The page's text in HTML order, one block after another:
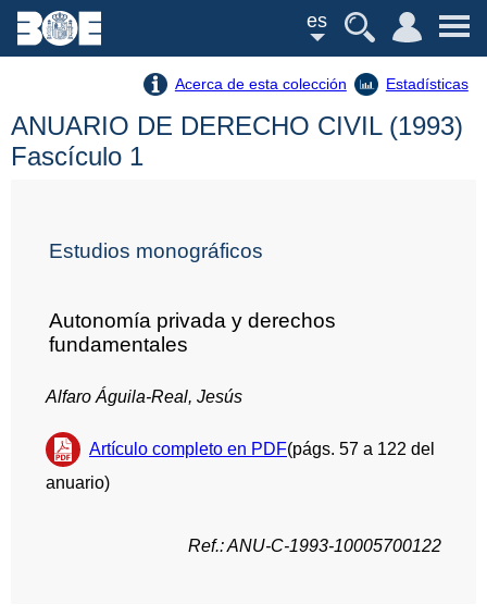
es
Acerca de esta colección Estadísticas
ANUARIO DE DERECHO CIVIL (1993)
Fascículo 1
Estudios monográficos
Autonomía privada y derechos
fundamentales
Alfaro Águila-Real, Jesús
Artículo completo en PDF(págs. 57 a 122 del
anuario)
Ref.: ANU-C-1993-10005700122